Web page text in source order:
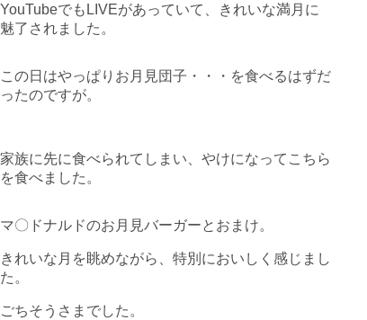
YouTubeでもLIVEがあっていて、きれいな満月に
魅了されました。
この日はやっぱりお月見団子・・・を食べるはずだ
ったのですが。
家族に先に食べられてしまい、やけになってこちら
を食べました。
マ〇ドナルドのお月見バーガーとおまけ。
きれいな月を眺めながら、特別においしく感じまし
た。
ごちそうさまでした。